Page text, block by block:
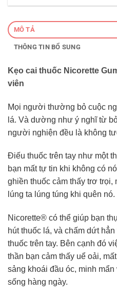
MÔ TẢ
THÔNG TIN BỔ SUNG
Kẹo cai thuốc Nicorette
viên
Mọi người thường bỏ cuộc
lá. Và dường như ý nghĩ từ
người nghiện đều là không
Điếu thuốc trên tay như một
bạn mất tự tin khi không có
ghiền thuốc cảm thấy trơ trọi,
lúng ta lúng túng khi quên nó.
Nicorette® có thể giúp bạn
hút thuốc lá, và chấm dứt
thuốc trên tay. Bên cạnh đó
thần bạn cảm thấy uể oải,
sảng khoái đầu óc, minh
sống hàng ngày.